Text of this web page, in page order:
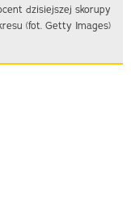
dzisiejszej skorupy
(fot. Getty Images)